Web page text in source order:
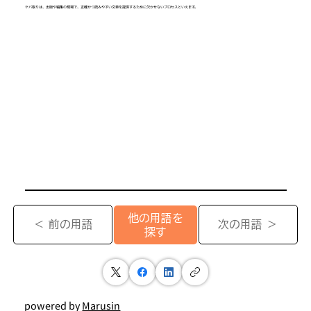
ケバ取りは、出版や編集の現場で、正確かつ読みやすい文章を提供するために欠かせないプロセスといえます。
＜ 前の用語
他の用語を
探す
次の用語 ＞
powered byMarusin